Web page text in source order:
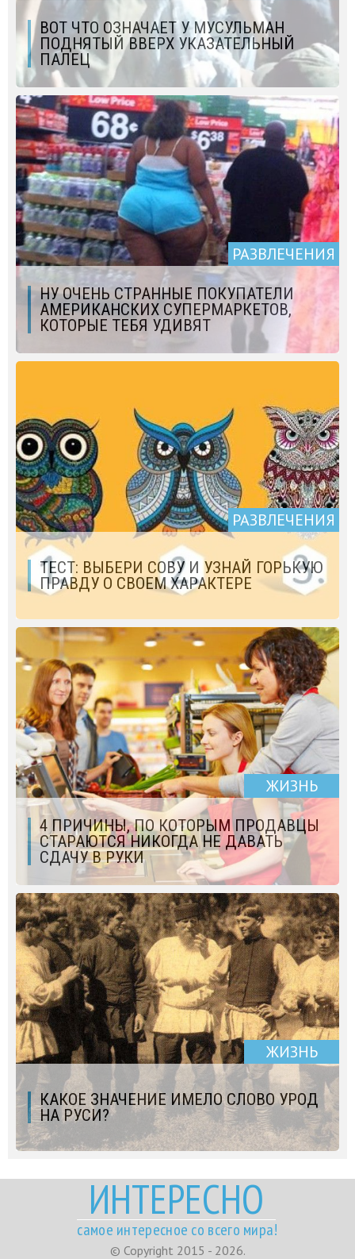
ВОТ ЧТО ОЗНАЧАЕТ У МУСУЛЬМАН
ПОДНЯТЫЙ ВВЕРХ УКАЗАТЕЛЬНЫЙ
ПАЛЕЦ
РАЗВЛЕЧЕНИЯ
НУ ОЧЕНЬ СТРАННЫЕ ПОКУПАТЕЛИ
АМЕРИКАНСКИХ СУПЕРМАРКЕТОВ,
КОТОРЫЕ ТЕБЯ УДИВЯТ
РАЗВЛЕЧЕНИЯ
ТЕСТ: ВЫБЕРИ СОВУ И УЗНАЙ ГОРЬКУЮ
ПРАВДУ О СВОЕМ ХАРАКТЕРЕ
ЖИЗНЬ
4 ПРИЧИНЫ, ПО КОТОРЫМ ПРОДАВЦЫ
СТАРАЮТСЯ НИКОГДА НЕ ДАВАТЬ
СДАЧУ В РУКИ
ЖИЗНЬ
КАКОЕ ЗНАЧЕНИЕ ИМЕЛО СЛОВО УРОД
НА РУСИ?
ИНТЕРЕСНО
самое интересное со всего мира!
© Copyright 2015 - 2026.